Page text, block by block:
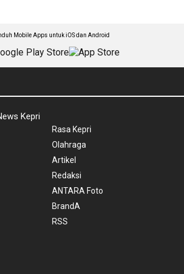
Mobile Apps untuk iOS dan Android
Kepri
Rasa Kepri
Olahraga
Artikel
Redaksi
ANTARA Foto
BrandA
RSS